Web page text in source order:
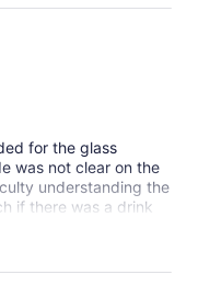
for the glass
was not clear on the
understanding the
if there was a drink
most other
have been better
islands so people